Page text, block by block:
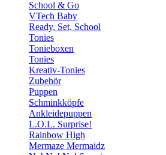
School & Go
VTech Baby
Ready, Set, School
Tonies
Tonieboxen
Tonies
Kreativ-Tonies
Zubehör
Puppen
Schminkköpfe
Ankleidepuppen
L.O.L. Surprise!
Rainbow High
Mermaze Mermaidz